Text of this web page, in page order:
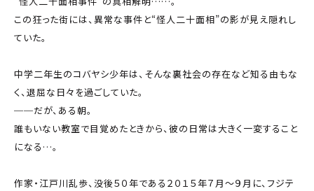
この狂った街には、異常な事件と“怪人二十面相”の影が見え隠れし
ていた。
中学二年生のコバヤシ少年は、そんな裏社会の存在など知る由もな
く、退屈な日々を過ごしていた。
──だが、ある朝。
誰もいない教室で目覚めたときから、彼の日常は大きく一変すること
になる…。
作家・江戸川乱歩、没後５０年である２０１５年７月～９月に、フジテ